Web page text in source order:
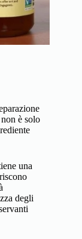
è solo
una
degli